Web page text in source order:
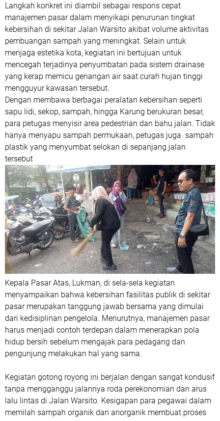
Langkah konkret ini diambil sebagai respons cepat
manajemen pasar dalam menyikapi penurunan tingkat
kebersihan di sekitar Jalan Warsito akibat volume aktivitas
pembuangan sampah yang meningkat. Selain untuk
menjaga estetika kota, kegiatan ini bertujuan untuk
mencegah terjadinya penyumbatan pada sistem drainase
yang kerap memicu genangan air saat curah hujan tinggi
mengguyur kawasan tersebut.
Dengan membawa berbagai peralatan kebersihan seperti
sapu lidi, sekop, sampah, hingga Karung berukuran besar,
para petugas menyisir area pedestrian dan bahu jalan. Tidak
hanya menyapu sampah permukaan, petugas juga sampah
plastik yang menyumbat selokan di sepanjang jalan
tersebut
Kepala Pasar Atas, Lukman, di sela-sela kegiatan
menyampaikan bahwa kebersihan fasilitas publik di sekitar
pasar merupakan tanggung jawab bersama yang dimulai
dari kedisiplinan pengelola. Menurutnya, manajemen pasar
harus menjadi contoh terdepan dalam menerapkan pola
hidup bersih sebelum mengajak para pedagang dan
pengunjung melakukan hal yang sama.
Kegiatan gotong royong ini berjalan dengan sangat kondusif
tanpa mengganggu jalannya roda perekonomian dan arus
lalu lintas di Jalan Warsito. Kesigapan para pegawai dalam
memilah sampah organik dan anorganik membuat proses